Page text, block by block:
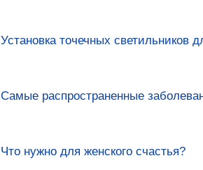
Установка точечных светильников
Самые распространенные
Что нужно для женского счастья?